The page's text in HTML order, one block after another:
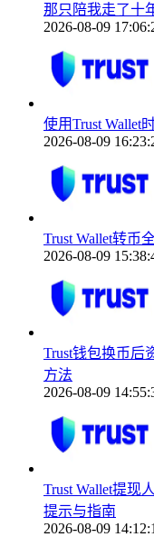
那只陪我走了十
2026-08-09
使用Trust Wallet
2026-08-09
Trust Wallet转币
2026-08-09
Trust钱包换币后
方法
2026-08-09
Trust Wallet提现
提示与指南
2026-08-09